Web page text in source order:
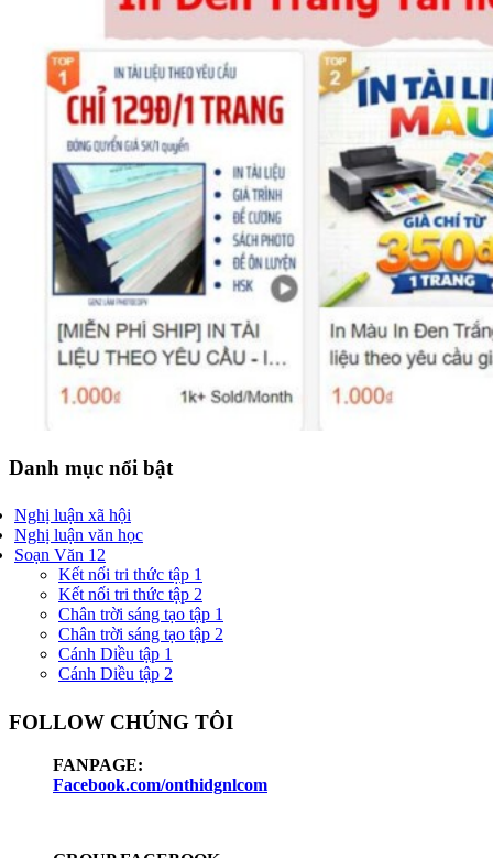
Danh mục nổi bật
Nghị luận xã hội
Nghị luận văn học
Soạn Văn 12
Kết nối tri thức tập 1
Kết nối tri thức tập 2
Chân trời sáng tạo tập 1
Chân trời sáng tạo tập 2
Cánh Diều tập 1
Cánh Diều tập 2
FOLLOW CHÚNG TÔI
FANPAGE:
Facebook.com/onthidgnlcom